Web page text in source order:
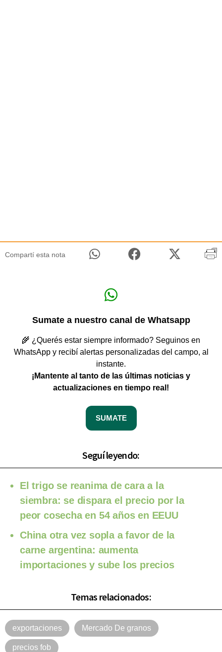
Compartí esta nota
Sumate a nuestro canal de Whatsapp
🌾 ¿Querés estar siempre informado? Seguinos en
WhatsApp y recibí alertas personalizadas del campo, al
instante.
¡Mantente al tanto de las últimas noticias y
actualizaciones en tiempo real!
SUMATE
Seguí leyendo:
El trigo se reanima de cara a la
siembra: se dispara el precio por la
peor cosecha en 54 años en EEUU
China otra vez sopla a favor de la
carne argentina: aumenta
importaciones y sube los precios
Temas relacionados:
exportaciones Mercado De granos
precios fob